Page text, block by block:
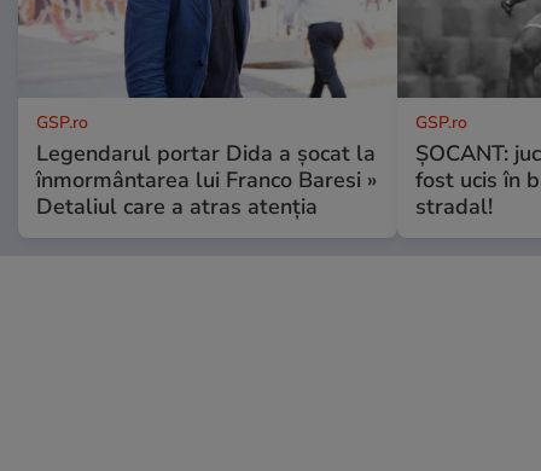
GSP.ro
Legendarul portar Dida a șocat la
înmormântarea lui Franco Baresi »
Detaliul care a atras atenția
GSP.ro
ȘOCANT:
fost ucis în
stradal!